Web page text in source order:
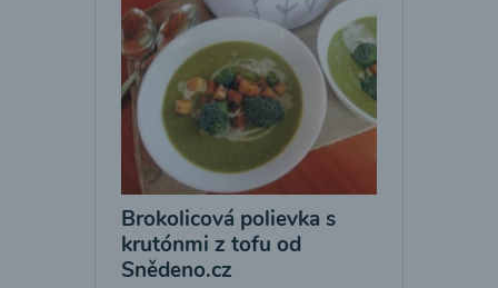
Brokolicová polievka s
krutónmi z tofu od
Snědeno.cz